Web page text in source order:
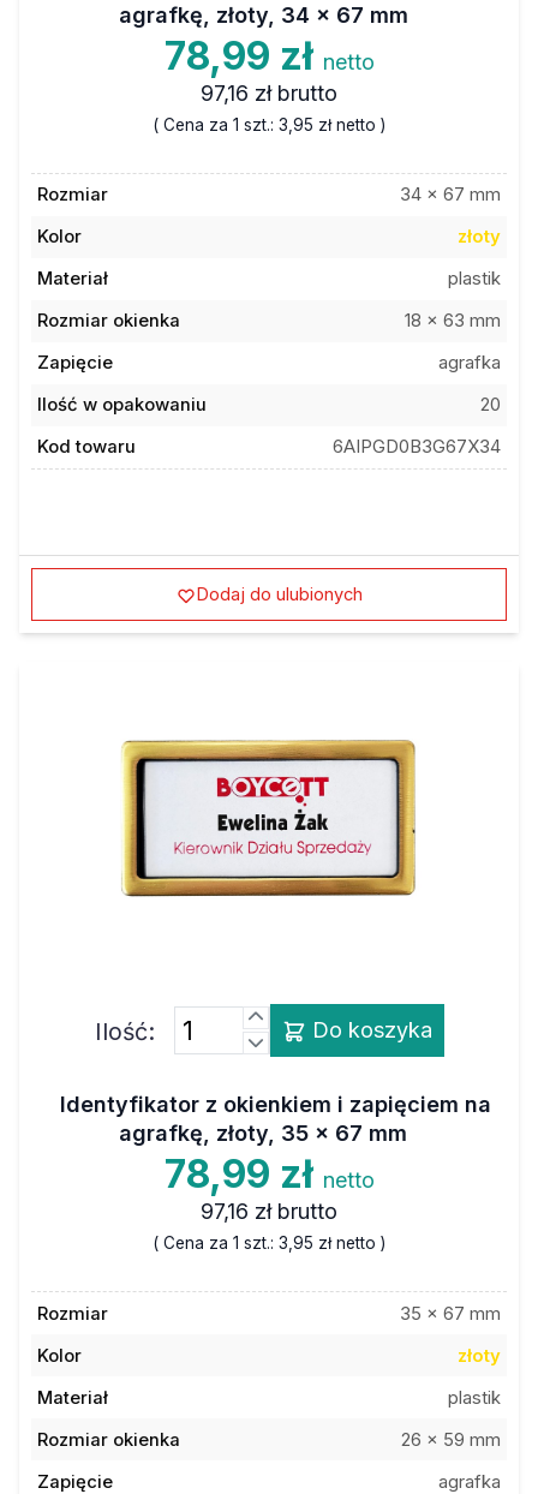
agrafkę, złoty, 34 x 67 mm
78,99 zł netto
97,16 zł brutto
( Cena za 1 szt.: 3,95 złnetto )
Rozmiar
34 x 67 mm
Kolor
złoty
Materiał
plastik
Rozmiar okienka
18 x 63 mm
Zapięcie
agrafka
Ilość w opakowaniu
20
Kod towaru
6AIPGD0B3G67X34
Dodaj do ulubionych
Ilość: Do koszyka
Identyfikator z okienkiem i zapięciem na
agrafkę, złoty, 35 x 67 mm
78,99 zł netto
97,16 zł brutto
( Cena za 1 szt.: 3,95 złnetto )
Rozmiar
35 x 67 mm
Kolor
złoty
Materiał
plastik
Rozmiar okienka
26 x 59 mm
Zapięcie
agrafka